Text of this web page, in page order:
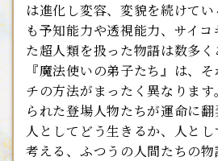
は進化し変容、変貌を続けて
も予知能力や透視能力、サイ
た超人類を扱った物語は数多く
『魔法使いの弟子たち』は、
チの方法がまったく異なりま
られた登場人物たちが運命に翻
人としてどう生きるか、人と
考える、ふつうの人間たちの